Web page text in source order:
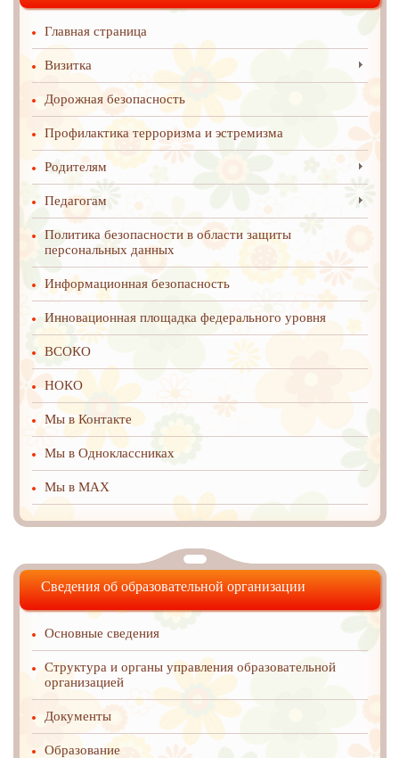
Главная страница
Визитка
Дорожная безопасность
Профилактика терроризма и эстремизма
Родителям
Педагогам
Политика безопасности в области защиты
персональных данных
Информационная безопасность
Инновационная площадка федерального уровня
ВСОКО
НОКО
Мы в Контакте
Мы в Одноклассниках
Мы в MAX
Сведения об образовательной организации
Основные сведения
Структура и органы управления образовательной
организацией
Документы
Образование